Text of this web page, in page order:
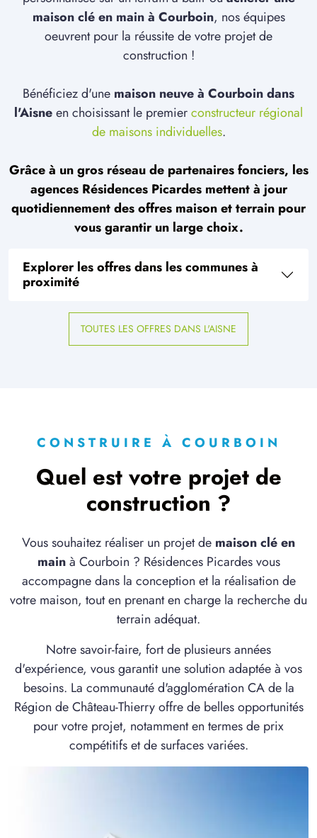
maison clé en main à Courboin, nos équipes
oeuvrent pour la réussite de votre projet de
construction !
Bénéficiez d'une maison neuve à Courboin dans
l'Aisneen choisissant le premierconstructeur régional
de maisons individuelles.
Grâce à un gros réseau de partenaires fonciers, les
agences Résidences Picardes mettent à jour
quotidiennement des offres maison et terrain pour
vous garantir un large choix.
Explorer les offres dans les communes à
proximité
TOUTES LES OFFRES DANS L'AISNE
CONSTRUIRE À COURBOIN
Quel est votre projet de
construction ?
Vous souhaitez réaliser un projet de maison clé en
mainà Courboin ? Résidences Picardes vous
accompagne dans la conception et la réalisation de
votre maison, tout en prenant en charge la recherche du
terrain adéquat.
Notre savoir-faire, fort de plusieurs années
d'expérience, vous garantit une solution adaptée à vos
besoins. La communauté d'agglomération CA de la
Région de Château-Thierry offre de belles opportunités
pour votre projet, notamment en termes de prix
compétitifs et de surfaces variées.